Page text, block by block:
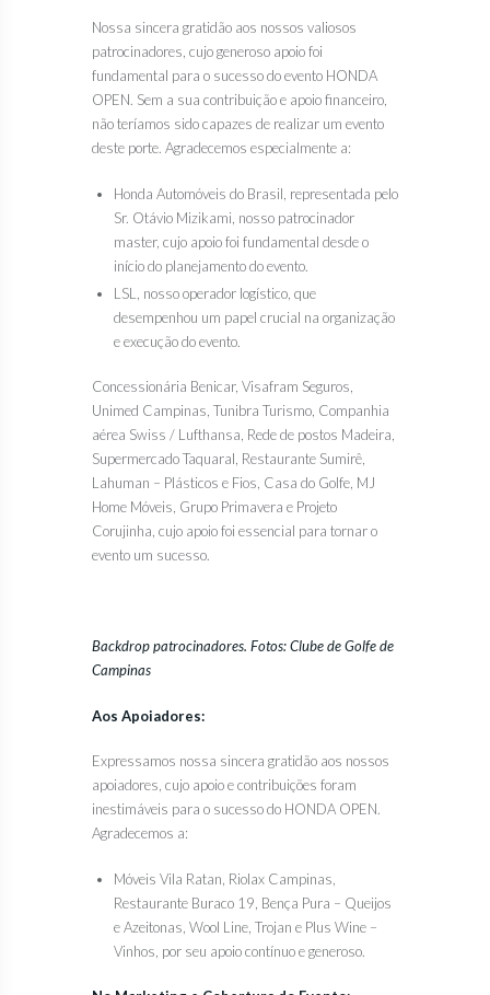
Nossa sincera gratidão aos nossos valiosos
patrocinadores, cujo generoso apoio foi
fundamental para o sucesso do evento HONDA
OPEN. Sem a sua contribuição e apoio financeiro,
não teríamos sido capazes de realizar um evento
deste porte. Agradecemos especialmente a:
Honda Automóveis do Brasil, representada pelo
Sr. Otávio Mizikami, nosso patrocinador
master, cujo apoio foi fundamental desde o
início do planejamento do evento.
LSL, nosso operador logístico, que
desempenhou um papel crucial na organização
e execução do evento.
Concessionária Benicar, Visafram Seguros,
Unimed Campinas, Tunibra Turismo, Companhia
aérea Swiss / Lufthansa, Rede de postos Madeira,
Supermercado Taquaral, Restaurante Sumirê,
Lahuman – Plásticos e Fios, Casa do Golfe, MJ
Home Móveis, Grupo Primavera e Projeto
Corujinha, cujo apoio foi essencial para tornar o
evento um sucesso.
Backdrop patrocinadores. Fotos: Clube de Golfe de
Campinas
Aos Apoiadores:
Expressamos nossa sincera gratidão aos nossos
apoiadores, cujo apoio e contribuições foram
inestimáveis para o sucesso do HONDA OPEN.
Agradecemos a:
Móveis Vila Ratan, Riolax Campinas,
Restaurante Buraco 19, Bença Pura – Queijos
e Azeitonas, Wool Line, Trojan e Plus Wine –
Vinhos, por seu apoio contínuo e generoso.